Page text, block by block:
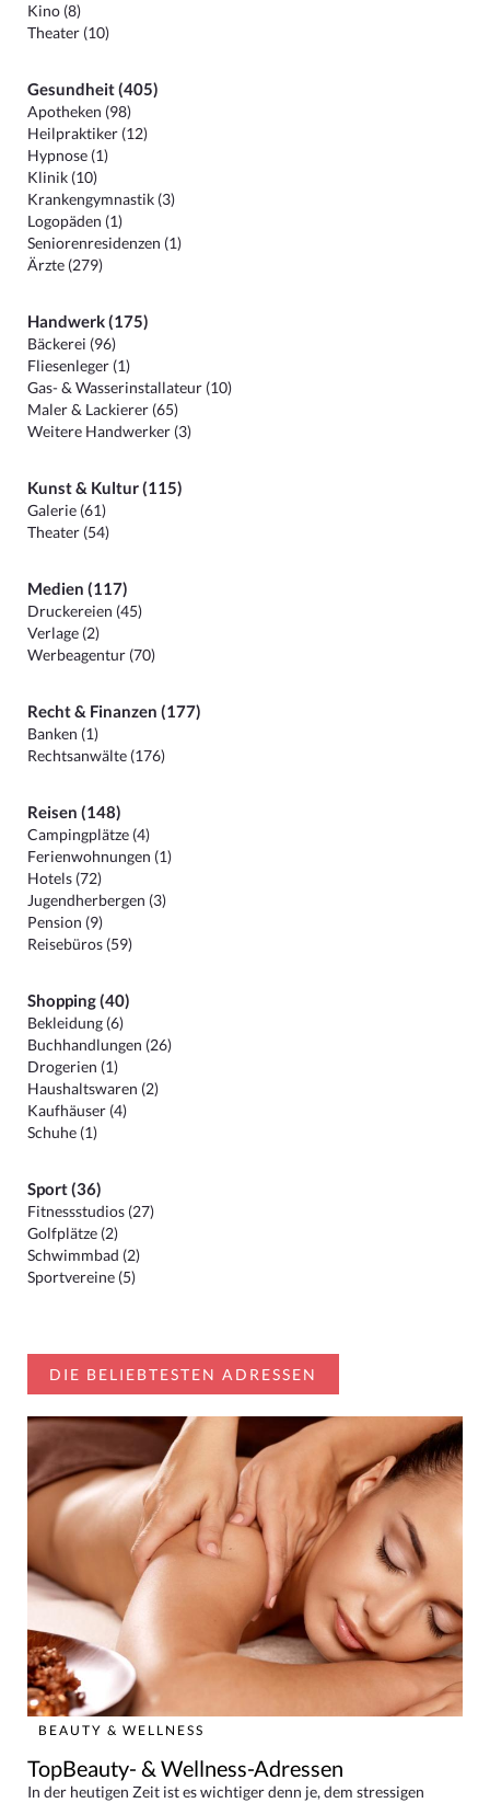
Kino (8)
Theater (10)
Gesundheit (405)
Apotheken (98)
Heilpraktiker (12)
Hypnose (1)
Klinik (10)
Krankengymnastik (3)
Logopäden (1)
Seniorenresidenzen (1)
Ärzte (279)
Handwerk (175)
Bäckerei (96)
Fliesenleger (1)
Gas- & Wasserinstallateur (10)
Maler & Lackierer (65)
Weitere Handwerker (3)
Kunst & Kultur (115)
Galerie (61)
Theater (54)
Medien (117)
Druckereien (45)
Verlage (2)
Werbeagentur (70)
Recht & Finanzen (177)
Banken (1)
Rechtsanwälte (176)
Reisen (148)
Campingplätze (4)
Ferienwohnungen (1)
Hotels (72)
Jugendherbergen (3)
Pension (9)
Reisebüros (59)
Shopping (40)
Bekleidung (6)
Buchhandlungen (26)
Drogerien (1)
Haushaltswaren (2)
Kaufhäuser (4)
Schuhe (1)
Sport (36)
Fitnessstudios (27)
Golfplätze (2)
Schwimmbad (2)
Sportvereine (5)
DIE BELIEBTESTEN ADRESSEN
BEAUTY & WELLNESS
TopBeauty- & Wellness-Adressen
In der heutigen Zeit ist es wichtiger denn je, dem stressigen